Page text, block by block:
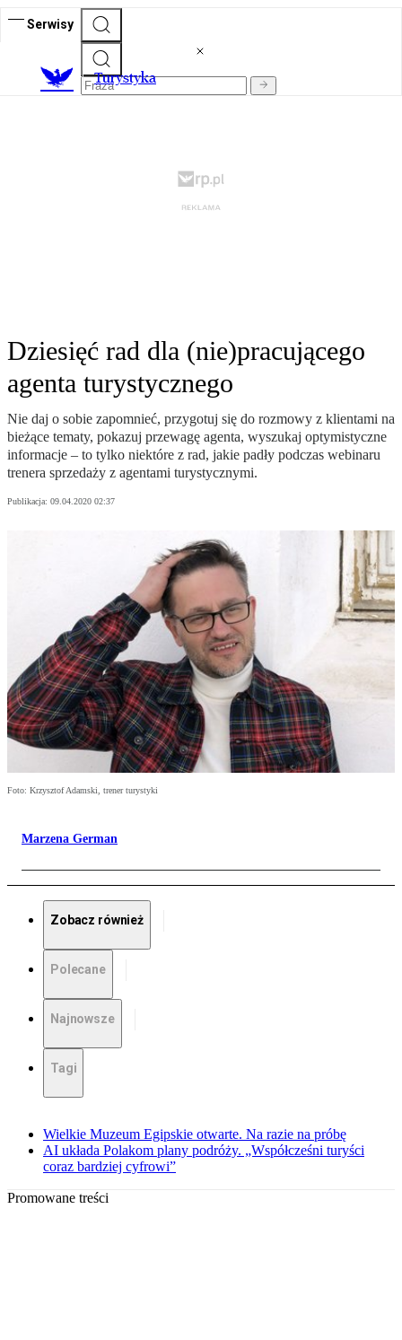
Serwisy
Turystyka
Dziesięć rad dla (nie)pracującego
agenta turystycznego
Nie daj o sobie zapomnieć, przygotuj się do rozmowy z klientami na
bieżące tematy, pokazuj przewagę agenta, wyszukaj optymistyczne
informacje – to tylko niektóre z rad, jakie padły podczas webinaru
trenera sprzedaży z agentami turystycznymi.
Publikacja: 09.04.2020 02:37
Foto: Krzysztof Adamski, trener turystyki
Marzena German
Zobacz również
Polecane
Najnowsze
Tagi
Wielkie Muzeum Egipskie otwarte. Na razie na próbę
AI układa Polakom plany podróży. „Współcześni turyści
coraz bardziej cyfrowi”
Promowane treści